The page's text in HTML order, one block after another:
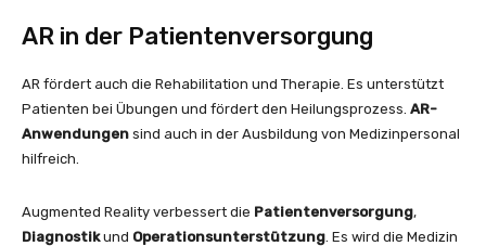
AR in der Patientenversorgung
AR fördert auch die Rehabilitation und Therapie. Es unterstützt
Patienten bei Übungen und fördert den Heilungsprozess. AR-
Anwendungen sind auch in der Ausbildung von Medizinpersonal
hilfreich.
Augmented Reality verbessert die Patientenversorgung,
Diagnostikund Operationsunterstützung . Es wird die Medizin